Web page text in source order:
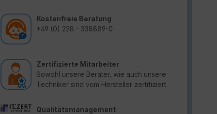
Kostenfreie Beratung
+49 (0) 228 - 338889-0
Zertifizierte Mitarbeiter
Sowohl unsere Berater, wie auch unsere
Techniker sind vom Hersteller zertifiziert.
Qualitätsmanagement